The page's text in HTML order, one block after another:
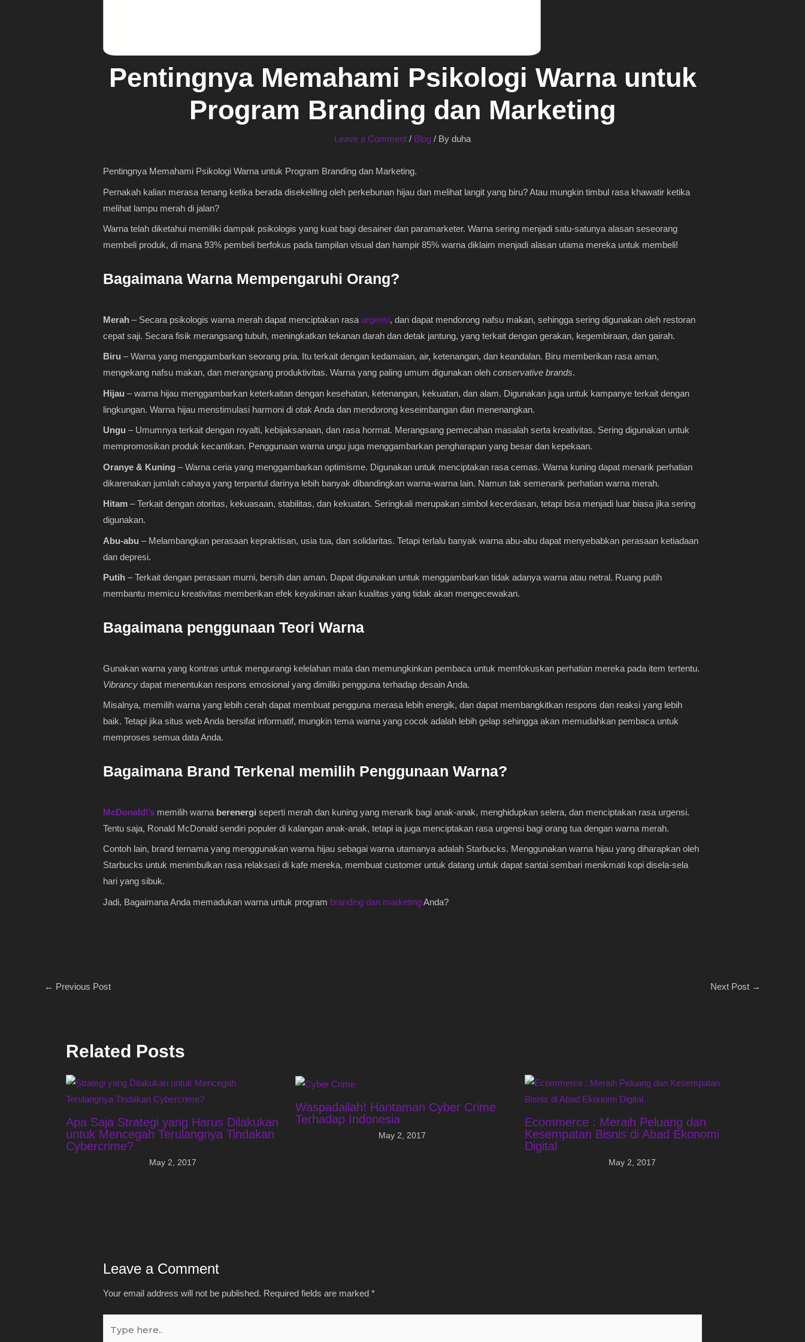
Pentingnya Memahami Psikologi Warna untuk
Program Branding dan Marketing
Leave a Comment / Blog / By duha
Pentingnya Memahami Psikologi Warna untuk Program Branding dan Marketing.
Pernakah kalian merasa tenang ketika berada disekeliling oleh perkebunan hijau dan melihat langit yang biru? Atau mungkin timbul rasa khawatir ketika
melihat lampu merah di jalan?
Warna telah diketahui memiliki dampak psikologis yang kuat bagi desainer dan paramarketer. Warna sering menjadi satu-satunya alasan seseorang
membeli produk, di mana 93% pembeli berfokus pada tampilan visual dan hampir 85% warna diklaim menjadi alasan utama mereka untuk membeli!
Bagaimana Warna Mempengaruhi Orang?
Merah – Secara psikologis warna merah dapat menciptakan rasa urgensi, dan dapat mendorong nafsu makan, sehingga sering digunakan oleh restoran
cepat saji. Secara fisik merangsang tubuh, meningkatkan tekanan darah dan detak jantung, yang terkait dengan gerakan, kegembiraan, dan gairah.
Biru – Warna yang menggambarkan seorang pria. Itu terkait dengan kedamaian, air, ketenangan, dan keandalan. Biru memberikan rasa aman,
mengekang nafsu makan, dan merangsang produktivitas. Warna yang paling umum digunakan olehconservative brands.
Hijau – warna hijau menggambarkan keterkaitan dengan kesehatan, ketenangan, kekuatan, dan alam. Digunakan juga untuk kampanye terkait dengan
lingkungan. Warna hijau menstimulasi harmoni di otak Anda dan mendorong keseimbangan dan menenangkan.
Ungu – Umumnya terkait dengan royalti, kebijaksanaan, dan rasa hormat. Merangsang pemecahan masalah serta kreativitas. Sering digunakan untuk
mempromosikan produk kecantikan. Penggunaan warna ungu juga menggambarkan pengharapan yang besar dan kepekaan.
Oranye & Kuning – Warna ceria yang menggambarkan optimisme. Digunakan untuk menciptakan rasa cemas. Warna kuning dapat menarik perhatian
dikarenakan jumlah cahaya yang terpantul darinya lebih banyak dibandingkan warna-warna lain. Namun tak semenarik perhatian warna merah.
Hitam – Terkait dengan otoritas, kekuasaan, stabilitas, dan kekuatan. Seringkali merupakan simbol kecerdasan, tetapi bisa menjadi luar biasa jika sering
digunakan.
Abu-abu – Melambangkan perasaan kepraktisan, usia tua, dan solidaritas. Tetapi terlalu banyak warna abu-abu dapat menyebabkan perasaan ketiadaan
dan depresi.
Putih – Terkait dengan perasaan murni, bersih dan aman. Dapat digunakan untuk menggambarkan tidak adanya warna atau netral. Ruang putih
membantu memicu kreativitas memberikan efek keyakinan akan kualitas yang tidak akan mengecewakan.
Bagaimana penggunaan Teori Warna
Gunakan warna yang kontras untuk mengurangi kelelahan mata dan memungkinkan pembaca untuk memfokuskan perhatian mereka pada item tertentu.
Vibrancy dapat menentukan respons emosional yang dimiliki pengguna terhadap desain Anda.
Misalnya, memilih warna yang lebih cerah dapat membuat pengguna merasa lebih energik, dan dapat membangkitkan respons dan reaksi yang lebih
baik. Tetapi jika situs web Anda bersifat informatif, mungkin tema warna yang cocok adalah lebih gelap sehingga akan memudahkan pembaca untuk
memproses semua data Anda.
Bagaimana Brand Terkenal memilih Penggunaan Warna?
McDonald\’s memilih warna berenergi seperti merah dan kuning yang menarik bagi anak-anak, menghidupkan selera, dan menciptakan rasa urgensi.
Tentu saja, Ronald McDonald sendiri populer di kalangan anak-anak, tetapi ia juga menciptakan rasa urgensi bagi orang tua dengan warna merah.
Contoh lain, brand ternama yang menggunakan warna hijau sebagai warna utamanya adalah Starbucks. Menggunakan warna hijau yang diharapkan oleh
Starbucks untuk menimbulkan rasa relaksasi di kafe mereka, membuat customer untuk datang untuk dapat santai sembari menikmati kopi disela-sela
hari yang sibuk.
Jadi, Bagaimana Anda memadukan warna untuk program branding dan marketingAnda?
← Previous Post Next Post →
Related Posts
Apa Saja Strategi yang Harus Dilakukan
untuk Mencegah Terulangnya Tindakan
Cybercrime?
May 2, 2017
Waspadailah! Hantaman Cyber Crime
Terhadap Indonesia
May 2, 2017
Ecommerce : Meraih Peluang dan
Kesempatan Bisnis di Abad Ekonomi
Digital
May 2, 2017
Leave a Comment
Your email address will not be published. Required fields are marked*
here..